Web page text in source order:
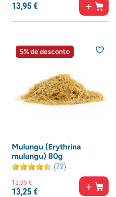
13,95€
5% de desconto
Mulungu (Erythrina
mulungu) 80g
(72)
13,95€
13,25€